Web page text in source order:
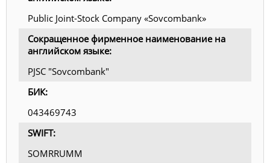
Public Joint-Stock Company «Sovcombank»
Сокращенное фирменное наименование на
английском языке:
PJSC "Sovcombank"
БИК:
043469743
SWIFT:
SOMRRUMM